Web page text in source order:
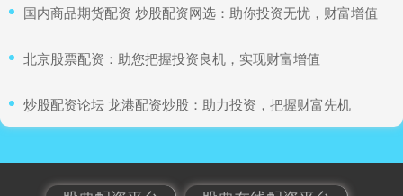
​国内商品期货配资 炒股配资网选：助你投资无忧，财富增值
​北京股票配资：助您把握投资良机，实现财富增值
​炒股配资论坛 龙港配资炒股：助力投资，把握财富先机